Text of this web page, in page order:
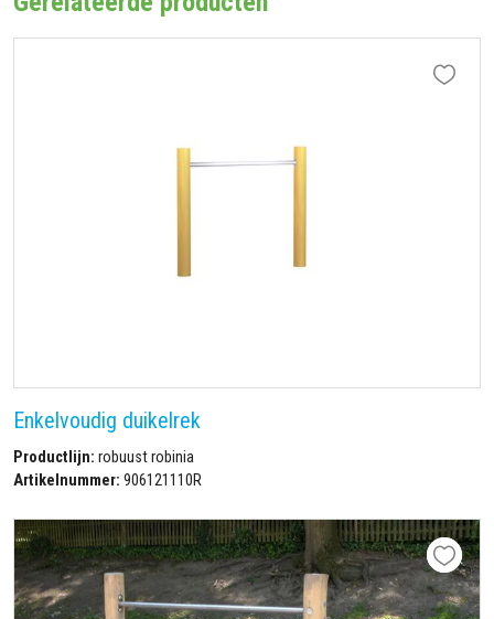
Enkelvoudig duikelrek
Productlijn: robuust robinia
Artikelnummer: 906121110R